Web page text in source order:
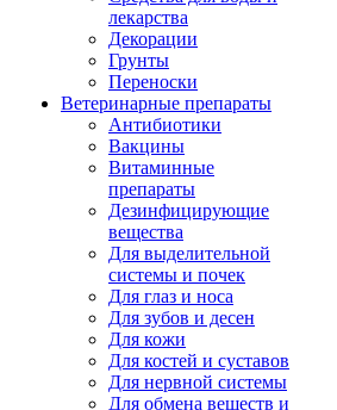
лекарства
Декорации
Грунты
Переноски
Ветеринарные препараты
Антибиотики
Вакцины
Витаминные
препараты
Дезинфицирующие
вещества
Для выделительной
системы и почек
Для глаз и носа
Для зубов и десен
Для кожи
Для костей и суставов
Для нервной системы
Для обмена веществ и